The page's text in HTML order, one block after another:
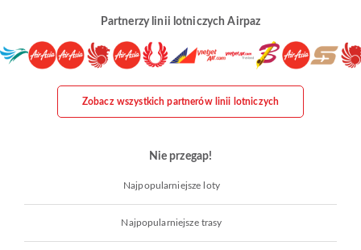
Partnerzy linii lotniczych Airpaz
Zobacz wszystkich partnerów linii lotniczych
Nie przegap!
Najpopularniejsze loty
Najpopularniejsze trasy